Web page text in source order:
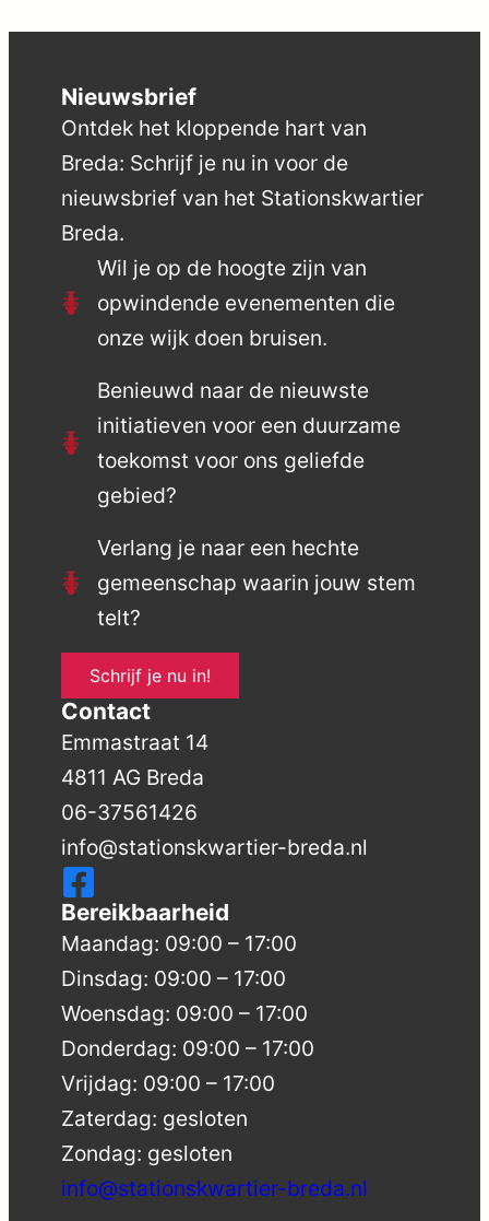
Nieuwsbrief
Ontdek het kloppende hart van
Breda: Schrijf je nu in voor de
nieuwsbrief van het Stationskwartier
Breda.
Wil je op de hoogte zijn van
opwindende evenementen die
onze wijk doen bruisen.
Benieuwd naar de nieuwste
initiatieven voor een duurzame
toekomst voor ons geliefde
gebied?
Verlang je naar een hechte
gemeenschap waarin jouw stem
telt?
Schrijf je nu in!
Contact
Emmastraat 14
4811 AG Breda
06-37561426
info@stationskwartier-breda.nl
Bereikbaarheid
Maandag: 09:00 – 17:00
Dinsdag: 09:00 – 17:00
Woensdag: 09:00 – 17:00
Donderdag: 09:00 – 17:00
Vrijdag: 09:00 – 17:00
Zaterdag: gesloten
Zondag: gesloten
info@stationskwartier-breda.nl